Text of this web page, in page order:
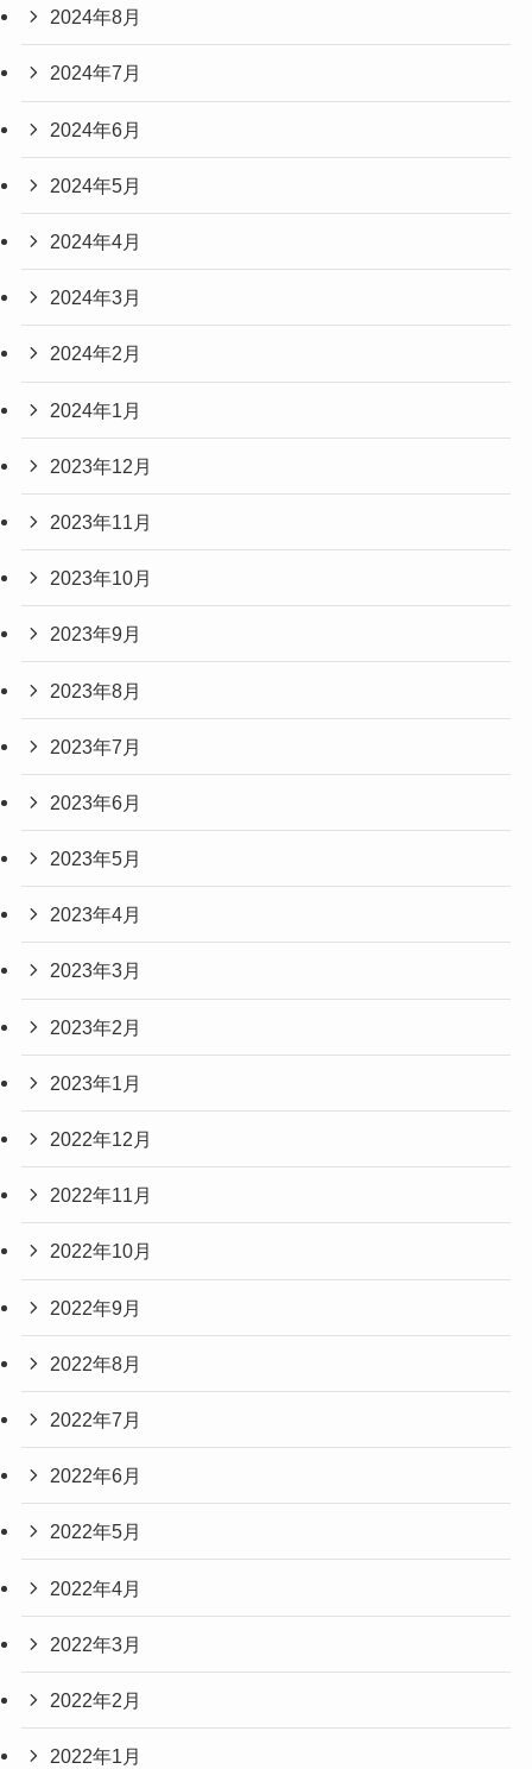
2024年8月
2024年7月
2024年6月
2024年5月
2024年4月
2024年3月
2024年2月
2024年1月
2023年12月
2023年11月
2023年10月
2023年9月
2023年8月
2023年7月
2023年6月
2023年5月
2023年4月
2023年3月
2023年2月
2023年1月
2022年12月
2022年11月
2022年10月
2022年9月
2022年8月
2022年7月
2022年6月
2022年5月
2022年4月
2022年3月
2022年2月
2022年1月